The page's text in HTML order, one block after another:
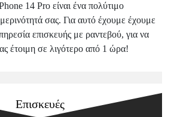
14 Pro είναι ένα πολύτιμο
σας. Για αυτό έχουμε έχουμε
επισκευής με ραντεβού, για να
έτοιμη σε λιγότερο από 1 ώρα!
Επισκευές